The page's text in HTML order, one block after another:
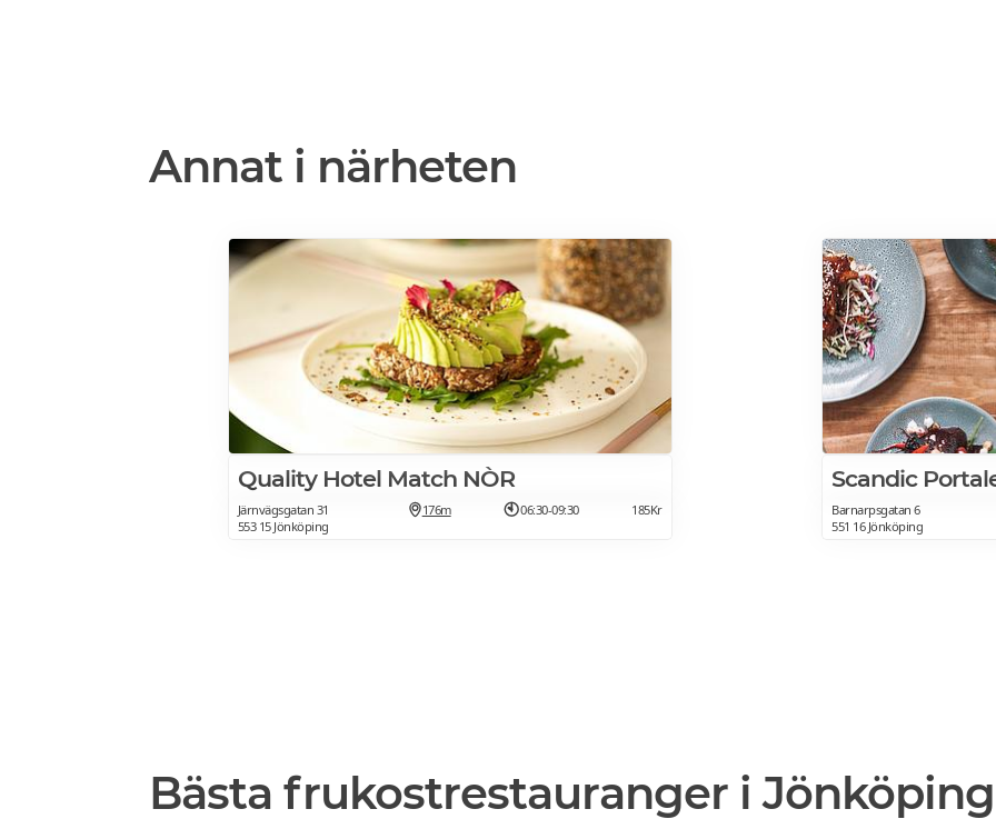
Annat i närheten
Quality Hotel Match NÒR
Järnvägsgatan 31
553 15 Jönköping
176m 06:30-09:30 185Kr
Scandic
Barnarpsgatan 6
551 16 Jönköping
Bästa frukostrestauranger i Jönköping